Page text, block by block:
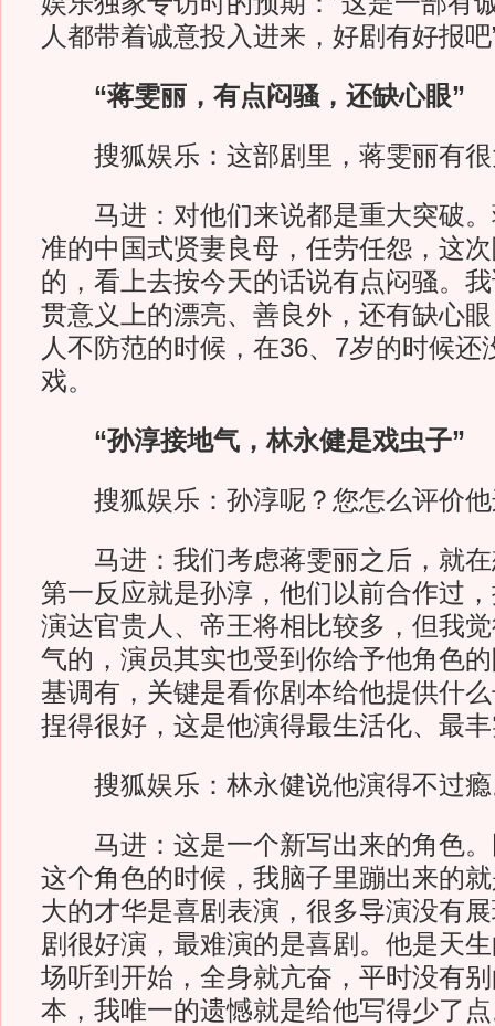
人都带着诚意投入进来，好剧有好报吧
“蒋雯丽，有点闷骚，还缺心眼”
搜狐娱乐：这部剧里，蒋雯丽有很
马进：对他们来说都是重大突破。
准的中国式贤妻良母，任劳任怨，这
的，看上去按今天的话说有点闷骚。
贯意义上的漂亮、善良外，还有缺心
人不防范的时候，在36、7岁的时候还
戏。
“孙淳接地气，林永健是戏虫子”
搜狐娱乐：孙淳呢？您怎么评价他
马进：我们考虑蒋雯丽之后，就在
第一反应就是孙淳，他们以前合作过
演达官贵人、帝王将相比较多，但我
气的，演员其实也受到你给予他角色
基调有，关键是看你剧本给他提供什
捏得很好，这是他演得最生活化、最
搜狐娱乐：林永健说他演得不过瘾
马进：这是一个新写出来的角色。
这个角色的时候，我脑子里蹦出来的
大的才华是喜剧表演，很多导演没有
剧很好演，最难演的是喜剧。他是天
场听到开始，全身就亢奋，平时没有
本，我唯一的遗憾就是给他写得少了